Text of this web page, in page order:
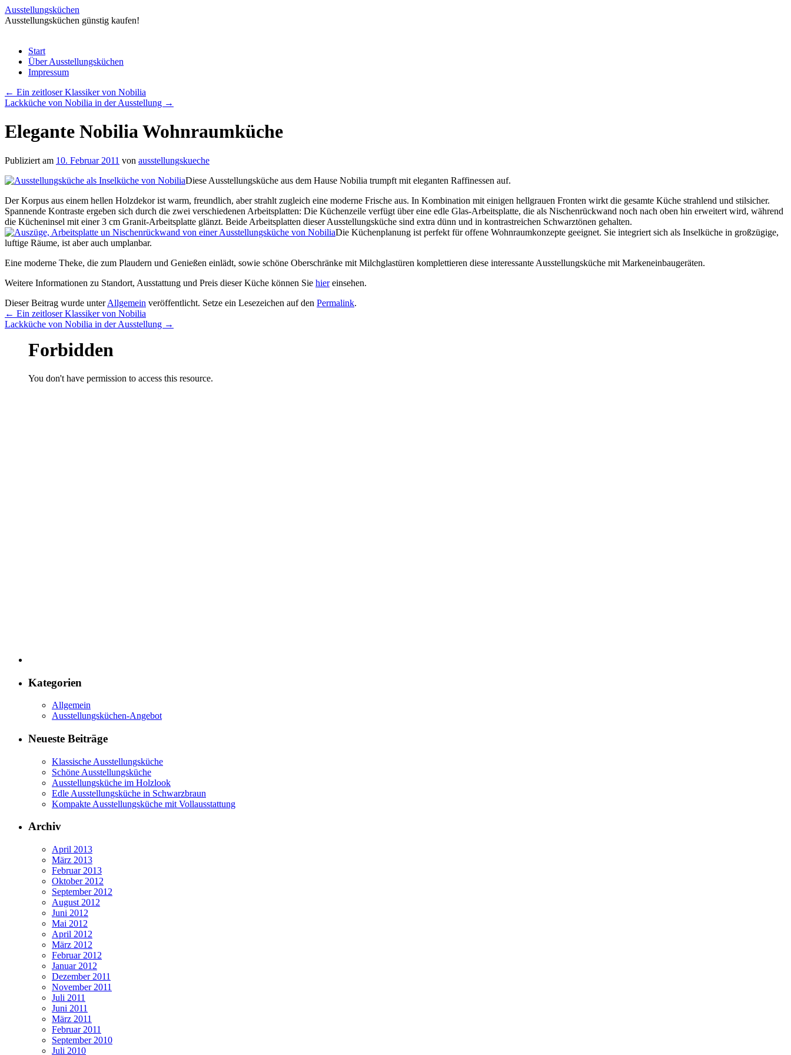
Ausstellungsküchen
Ausstellungsküchen günstig kaufen!
Zum
Inhalt
springen
Start
Über Ausstellungsküchen
Impressum
← Ein zeitloser Klassiker von Nobilia
Lackküche von Nobilia in der Ausstellung →
Elegante Nobilia Wohnraumküche
Publiziert am 10. Februar 2011 von ausstellungskueche
Diese Ausstellungsküche aus dem Hause Nobilia trumpft mit eleganten Raffinessen auf.
Der Korpus aus einem hellen Holzdekor ist warm, freundlich, aber strahlt zugleich eine moderne Frische aus. In Kombination mit einigen hellgrauen Fronten wirkt die gesamte Küche strahlend und stilsicher.
Spannende Kontraste ergeben sich durch die zwei verschiedenen Arbeitsplatten: Die Küchenzeile verfügt über eine edle Glas-Arbeitsplatte, die als Nischenrückwand noch nach oben hin erweitert wird, während
die Kücheninsel mit einer 3 cm Granit-Arbeitsplatte glänzt. Beide Arbeitsplatten dieser Ausstellungsküche sind extra dünn und in kontrastreichen Schwarztönen gehalten.
Die Küchenplanung ist perfekt für offene Wohnraumkonzepte geeignet. Sie integriert sich als Inselküche in großzügige,
luftige Räume, ist aber auch umplanbar.
Eine moderne Theke, die zum Plaudern und Genießen einlädt, sowie schöne Oberschränke mit Milchglastüren komplettieren diese interessante Ausstellungsküche mit Markeneinbaugeräten.
Weitere Informationen zu Standort, Ausstattung und Preis dieser Küche können Sie hiereinsehen.
Dieser Beitrag wurde unterAllgemein veröffentlicht. Setze ein Lesezeichen auf den Permalink.
← Ein zeitloser Klassiker von Nobilia
Lackküche von Nobilia in der Ausstellung →
Kategorien
Allgemein
Ausstellungsküchen-Angebot
Neueste Beiträge
Klassische Ausstellungsküche
Schöne Ausstellungsküche
Ausstellungsküche im Holzlook
Edle Ausstellungsküche in Schwarzbraun
Kompakte Ausstellungsküche mit Vollausstattung
Archiv
April 2013
März 2013
Februar 2013
Oktober 2012
September 2012
August 2012
Juni 2012
Mai 2012
April 2012
März 2012
Februar 2012
Januar 2012
Dezember 2011
November 2011
Juli 2011
Juni 2011
März 2011
Februar 2011
September 2010
Juli 2010